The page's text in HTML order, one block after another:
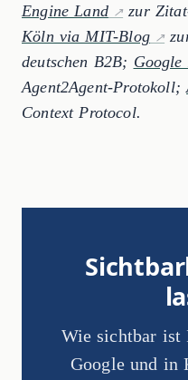
Engine Land
zur
Köln via MIT-Blog
deutschen B2B; Google
Agent2Agent-Protokoll;
Context Protocol.
Wie sichtbar ist
Google und in